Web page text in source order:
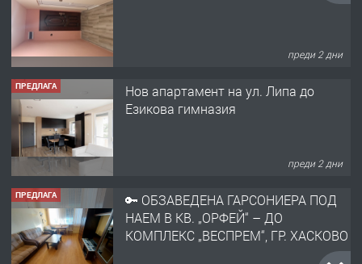
преди 2 дни
ПРЕДЛАГА
🔑 ОБЗАВЕДЕНА ГАРСОНИЕРА ПОД
НАЕМ В КВ. „ОРФЕЙ“ – ДО
преди 3 дни
ПРЕДЛАГА
НАПЪЛНО ОБЗАВЕДЕН И
ОБОРУДВАН ТРИСТАЕН
АПАРТАМЕНТ В ЦЕНТЪРА НА ГР.